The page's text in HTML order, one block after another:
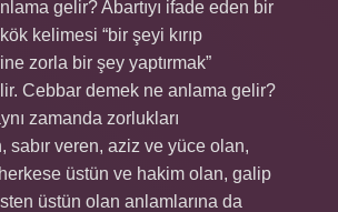
gelir? Abartıyı ifade eden bir
kelimesi “bir şeyi kırıp
zorla bir şey yaptırmak”
Cebbar demek ne anlama gelir?
zamanda zorlukları
sabır veren, aziz ve yüce olan,
üstün ve hakim olan, galip
üstün olan anlamlarına da